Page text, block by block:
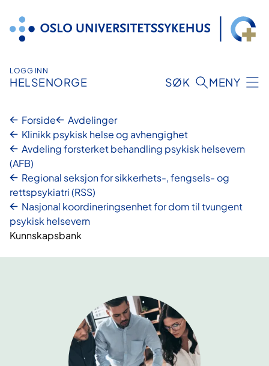
innhold
LOGG INN
HELSENORGE SØK MENY
Forside
Avdelinger
Klinikk psykisk helse og avhengighet
Avdeling forsterket behandling psykisk helsevern
(AFB)
Regional seksjon for sikkerhets-, fengsels- og
rettspsykiatri (RSS)
Nasjonal koordineringsenhet for dom til tvungent
psykisk helsevern
Kunnskapsbank